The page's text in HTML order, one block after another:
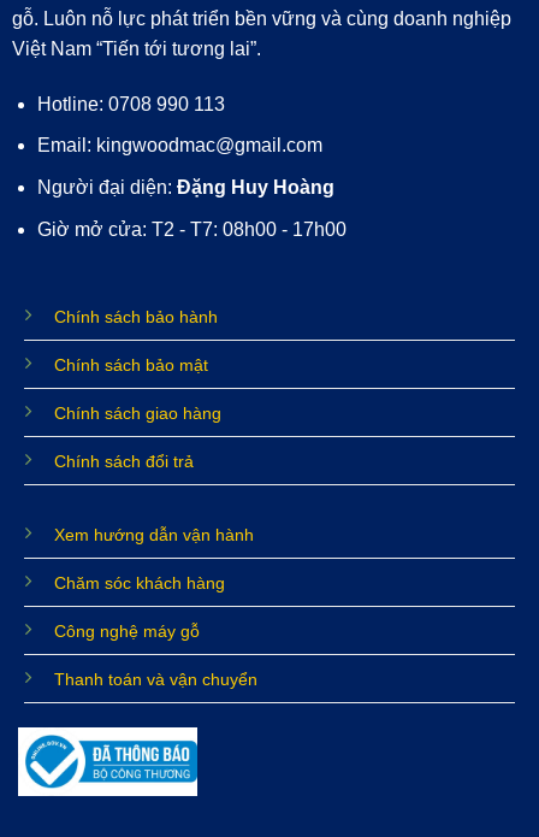
gỗ. Luôn nỗ lực phát triển bền vững và cùng doanh nghiệp
Việt Nam “Tiến tới tương lai”.
Hotline: 0708 990 113
Email: kingwoodmac@gmail.com
Người đại diện: Đặng Huy Hoàng
Giờ mở cửa: T2 - T7: 08h00 - 17h00
Chính sách bảo hành
Chính sách bảo mật
Chính sách giao hàng
Chính sách đổi trả
Xem hướng dẫn vận hành
Chăm sóc khách hàng
Công nghệ máy gỗ
Thanh toán và vận chuyển